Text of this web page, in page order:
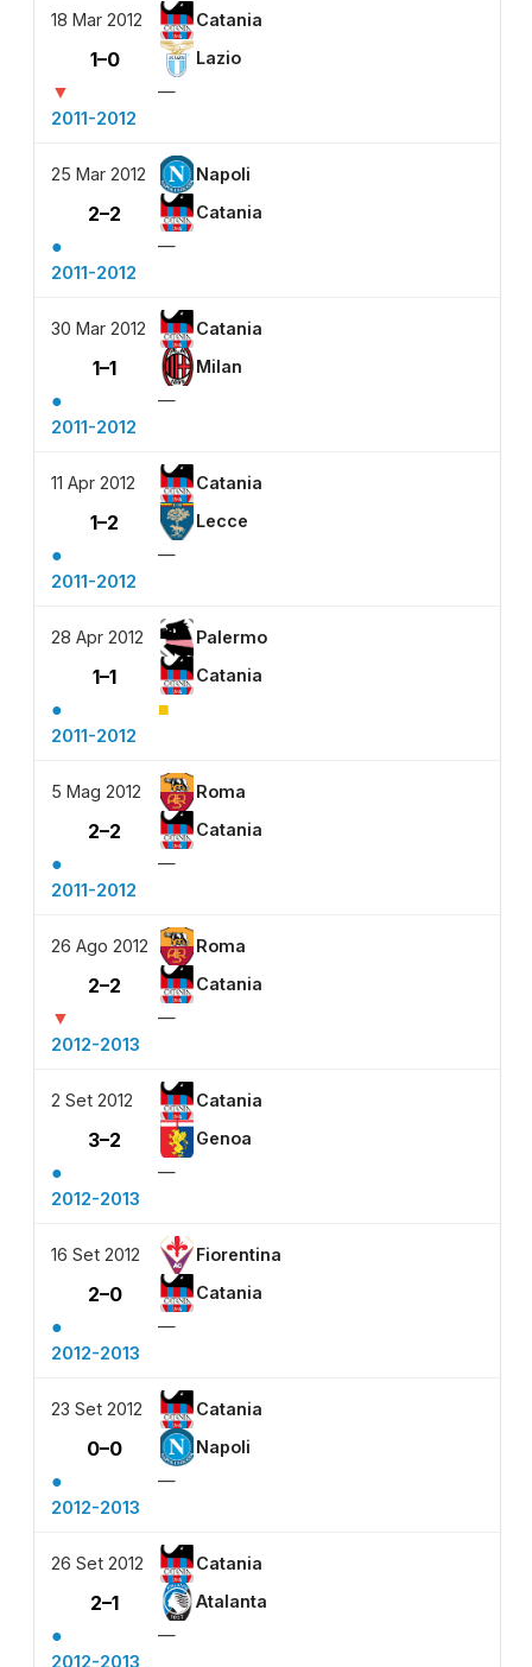
18 Mar 2012 Catania
1–0 Lazio
▼
—
2011-2012
25 Mar 2012 Napoli
2–2 Catania
●
—
2011-2012
30 Mar 2012 Catania
1–1 Milan
●
—
2011-2012
11 Apr 2012 Catania
1–2 Lecce
●
—
2011-2012
28 Apr 2012 Palermo
1–1 Catania
● ■
2011-2012
5 Mag 2012 Roma
2–2 Catania
●
—
2011-2012
26 Ago 2012 Roma
2–2 Catania
▼
—
2012-2013
2 Set 2012 Catania
3–2 Genoa
●
—
2012-2013
16 Set 2012 Fiorentina
2–0 Catania
●
—
2012-2013
23 Set 2012 Catania
0–0 Napoli
●
—
2012-2013
26 Set 2012 Catania
2–1 Atalanta
●
—
2012-2013